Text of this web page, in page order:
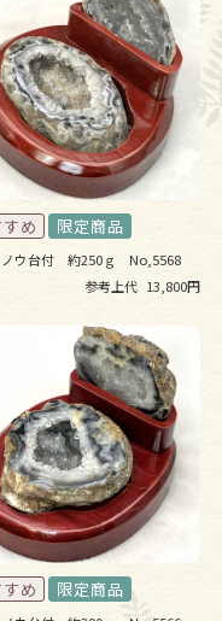
ノウ台付 約250ｇ No,5568
参考上代 13,800円